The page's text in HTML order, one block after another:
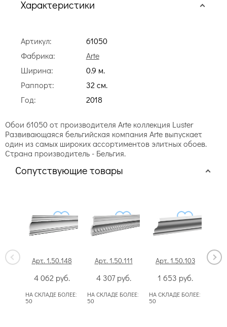
Характеристики
Артикул:
61050
Фабрика:
Arte
Ширина:
0.9 м.
Раппорт:
32 cм.
Год:
2018
Обои 61050 от производителя Arte коллекция Luster
Развивающаяся бельгийская компания Arte выпускает
один из самых широких ассортиментов элитных обоев.
Страна производитель - Бельгия.
Сопутствующие товары
Арт. 1.50.148
4 062 руб.
НА СКЛАДЕ БОЛЕЕ:
50
Арт. 1.50.111
4 307руб.
НА СКЛАДЕ БОЛЕЕ:
50
Арт. 1.50.103
1 653 руб.
НА СКЛАДЕ БОЛЕЕ:
50